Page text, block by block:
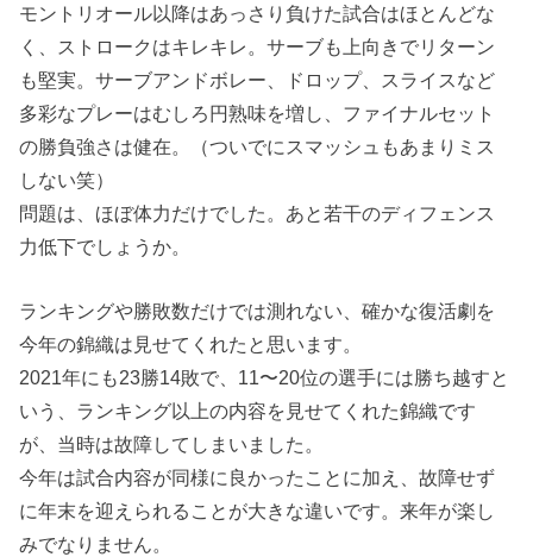
モントリオール以降はあっさり負けた試合はほとんどな
く、ストロークはキレキレ。サーブも上向きでリターン
も堅実。サーブアンドボレー、ドロップ、スライスなど
多彩なプレーはむしろ円熟味を増し、ファイナルセット
の勝負強さは健在。（ついでにスマッシュもあまりミス
しない笑）
問題は、ほぼ体力だけでした。あと若干のディフェンス
力低下でしょうか。
ランキングや勝敗数だけでは測れない、確かな復活劇を
今年の錦織は見せてくれたと思います。
2021年にも23勝14敗で、11〜20位の選手には勝ち越すと
いう、ランキング以上の内容を見せてくれた錦織です
が、当時は故障してしまいました。
今年は試合内容が同様に良かったことに加え、故障せず
に年末を迎えられることが大きな違いです。来年が楽し
みでなりません。